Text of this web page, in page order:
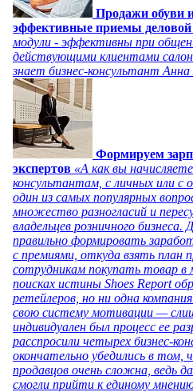
Продажи обуви
эффективные приемы
модули - эффективны при
действующими клиентами
знает бизнес-консультант Анна
Формируем
экспертов «А как вы
консультантам, с личных или
один из самых популярных
множество разногласий и
владельцев розничного
правильно формировать
с премиями, откуда взять план
сотрудникам покупать товар в
поисках истины Shoes Report
ретейлеров, но ни одна
свою систему мотивации —
индивидуален был процесс ее
расспросили четырех бизнес-
окончательно убедились в
продавцов очень сложна, ведь
смогли прийти к единому